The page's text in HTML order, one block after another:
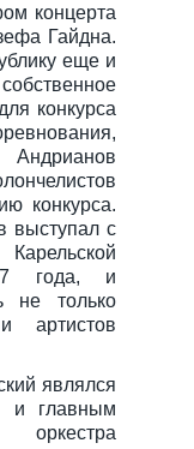
концерта
Гайдна.
еще и
конкурса
конкурса.
выступал с
года, и
не только
артистов
являлся
и главным
оркестра